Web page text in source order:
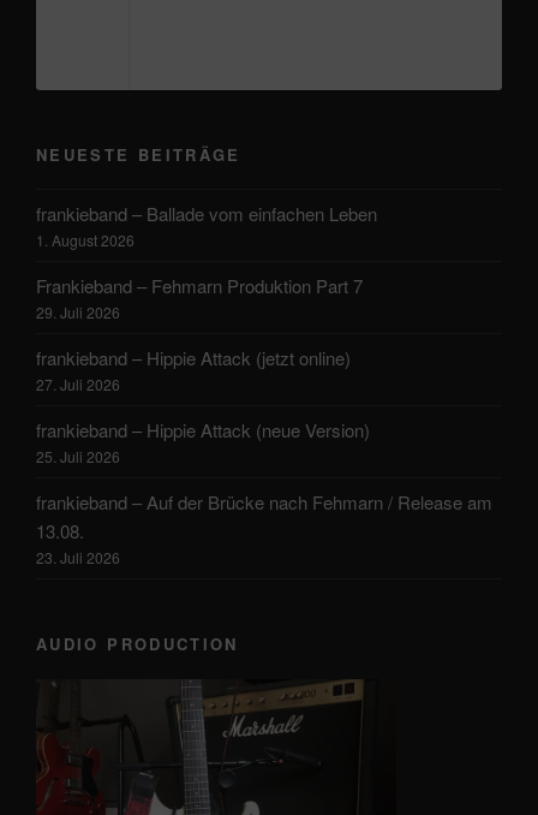
NEUESTE BEITRÄGE
frankieband – Ballade vom einfachen Leben
1. August 2026
Frankieband – Fehmarn Produktion Part 7
29. Juli 2026
frankieband – Hippie Attack (jetzt online)
27. Juli 2026
frankieband – Hippie Attack (neue Version)
25. Juli 2026
frankieband – Auf der Brücke nach Fehmarn / Release am
13.08.
23. Juli 2026
AUDIO PRODUCTION